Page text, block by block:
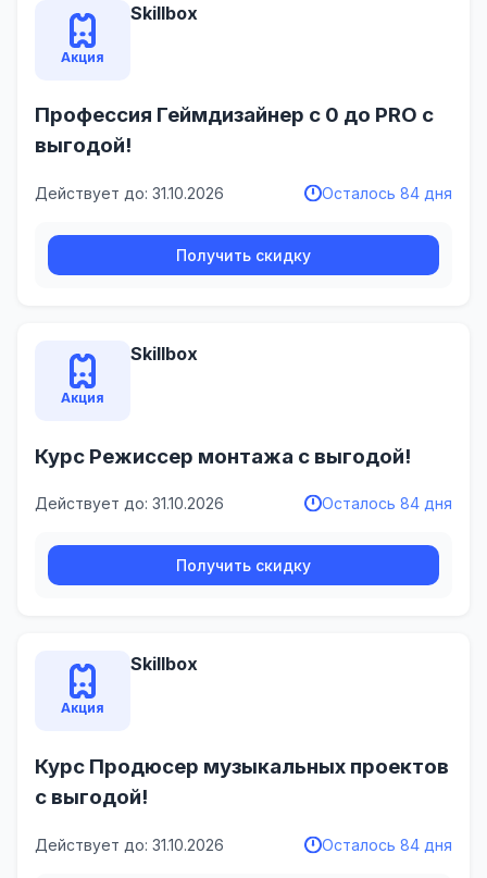
Акция
Skillbox
Профессия Геймдизайнер с 0 до PRO с
выгодой!
Действует до: 31.10.2026 Осталось 84 дня
Получить скидку
Акция
Skillbox
Курс Режиссер монтажа с выгодой!
Действует до: 31.10.2026 Осталось 84 дня
Получить скидку
Акция
Skillbox
Курс Продюсер музыкальных проектов
с выгодой!
Действует до: 31.10.2026 Осталось 84 дня